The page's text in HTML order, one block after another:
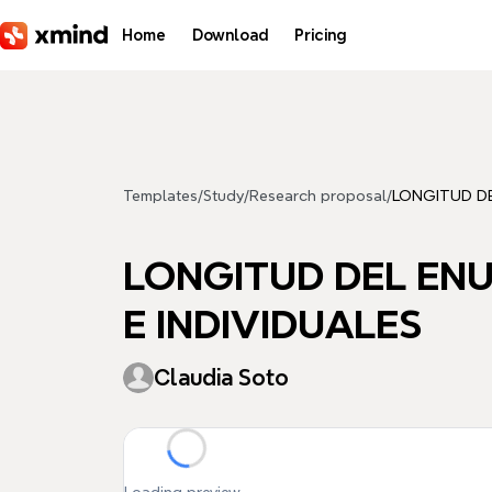
Home Download Pricing
Templates/Study/Research proposal/LONGITUD
LONGITUD DEL
E INDIVIDUALES
Claudia Soto